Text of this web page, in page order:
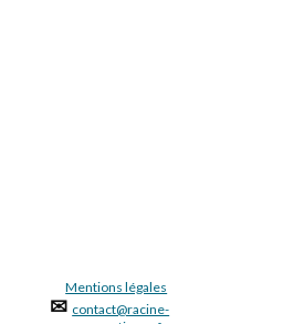
Mentions légales
✉ contact@racine-